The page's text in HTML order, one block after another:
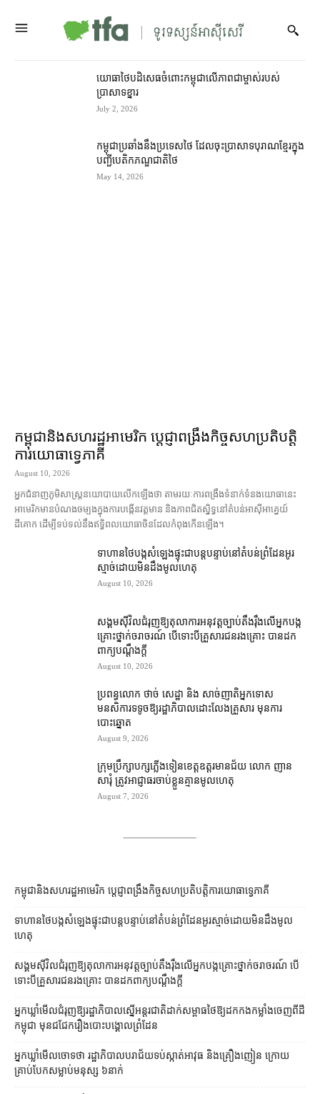
យោធា​ថៃ​បដិសេធ​ចំពោះ​កម្ពុជា​លើ​ភាពជា​ម្ចាស់​របស់​
ប្រាសាទ​ខ្នារ
July 2, 2026
កម្ពុជា​ប្រឆាំង​នឹង​ប្រទេស​ថៃ ដែល​ចុះ​ប្រាសាទ​បុរាណ​ខ្មែរ​ក្នុង​
បញ្ជី​បេតិកភណ្ឌ​ជាតិ​ថៃ
May 14, 2026
កម្ពុជា​និង​សហរដ្ឋអាមេរិក ប្ដេជ្ញា​ពង្រឹង​កិច្ច​សហប្រតិបត្តិ
ការ​យោធា​ទ្វេភាគី
August 10, 2026
អ្នកជំនាញ​ភូមិសាស្ត្រ​នយោបាយ​លើកឡើង​ថា តាមរយៈ​ការ​ពង្រឹង​ទំនាក់ទំនង​យោធា​នេះ
អាមេរិក​មានបំណង​ចម្បង​ក្នុង​ការ​បង្កើន​វត្តមាន និង​ភាព​ជិតស្និទ្ធ​នៅ​តំបន់​អាស៊ីអាគ្នេយ៍​
ដីគោក ដើម្បី​ទប់ទល់​នឹង​ឥទ្ធិពល​យោធា​ចិន​ដែល​កំពុង​កើនឡើង។
ទាហាន​ថៃ​បង្ក​សំឡេង​ផ្ទុះ​ជា​បន្តបន្ទាប់​នៅ​តំបន់​ព្រំដែន​អូរ​
ស្មាច់​ដោយ​មិនដឹង​មូលហេតុ
August 10, 2026
សង្គម​ស៊ីវិល​ជំរុញ​ឱ្យ​តុលាការ​អនុវត្ត​ច្បាប់​តឹងរ៉ឹង​លើ​អ្នក​បង្ក​
គ្រោះថ្នាក់​ចរាចរណ៍ បើ​ទោះ​បី​គ្រួសារ​ជនរងគ្រោះ បាន​ដក​
ពាក្យបណ្ដឹង​ក្ដី
August 10, 2026
ប្រពន្ធ​លោក ថាច់ សេដ្ឋា និង សាច់ញាតិ​អ្នកទោស​
មនសិការ​ទទូច​ឱ្យ​រដ្ឋាភិបាល​ដោះលែង​គ្រួសារ មុន​ការ
បោះឆ្នោត
August 9, 2026
ក្រុមប្រឹក្សា​បក្ស​ភ្លើងទៀន​ខេត្ត​ឧត្ដរមានជ័យ លោក ញាន
សារុំ ត្រូវ​អាជ្ញាធរ​ចាប់ខ្លួន​គ្មាន​មូលហេតុ
August 7, 2026
កម្ពុជា​និង​សហរដ្ឋអាមេរិក ប្ដេជ្ញា​ពង្រឹង​កិច្ច​សហប្រតិបត្តិការ​យោធា​ទ្វេភាគី
ទាហាន​ថៃ​បង្ក​សំឡេង​ផ្ទុះ​ជា​បន្តបន្ទាប់​នៅ​តំបន់​ព្រំដែន​អូរ​ស្មាច់​ដោយ​មិនដឹង​មូល
ហេតុ
សង្គម​ស៊ីវិល​ជំរុញ​ឱ្យ​តុលាការ​អនុវត្ត​ច្បាប់​តឹងរ៉ឹង​លើ​អ្នក​បង្ក​គ្រោះថ្នាក់​ចរាចរណ៍ បើ​
ទោះ​បី​គ្រួសារ​ជនរងគ្រោះ បាន​ដក​ពាក្យបណ្ដឹង​ក្ដី
អ្នកឃ្លាំមើល​​ជំរុញ​ឱ្យ​រដ្ឋាភិបាល​​ស្នើ​​អន្តរជាតិ​ដាក់​សម្ពាធ​​ថៃ​ឱ្យ​ដក​កង​កម្លាំង​ចេញ​ពី​ដី​
កម្ពុជា មុន​ជជែក​រឿង​បោះបង្គោល​ព្រំដែន
អ្នកឃ្លាំមើលចោទថា រដ្ឋាភិបាលបរាជ័យទប់ស្កាត់អាវុធ និងគ្រឿងញៀន ក្រោយ
គ្រាប់បែកសម្លាប់មនុស្ស ៦នាក់